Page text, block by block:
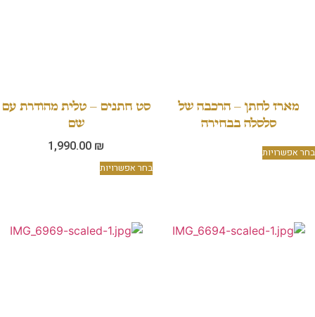
מארז לחתן – הרכבה של
סלסלה בבחירה
בחר אפשרויות
סט חתנים – טלית מהודרת עם
שם
1,990.00 ₪
בחר אפשרויות